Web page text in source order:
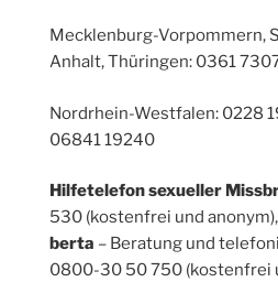
Mecklenburg-Vorpommern,
Anhalt, Thüringen: 0361
Nordrhein-Westfalen: 0228
06841 19240
Hilfetelefon sexueller
530 (kostenfrei und anonym),
berta – Beratung und
0800-30 50 750 (kostenfrei